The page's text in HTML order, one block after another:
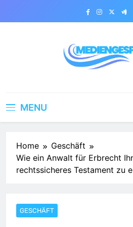
MENU
Home
Geschäft
Wie ein Anwalt für Erbrecht
rechtssicheres Testament zu
GESCHÄFT